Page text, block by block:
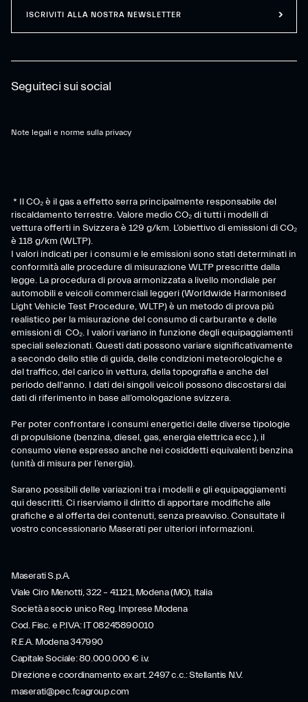
Seguiteci sui social
Note legali e norme sulla privacy
ISCRIVITI ALLA NOSTRA NEWSLETTER
* Il CO₂ è il gas a effetto serra principalmente responsabile del
riscaldamento terrestre. Valore medio CO₂ di tutti i modelli di
vettura offerti in Svizzera è 129 g/km. L’obiettivo di emissioni di CO₂
è 118 g/km (WLTP).
I valori indicati per i consumi e le emissioni sono stati determinati in
conformità alle procedure di misurazione WLTP prescritte dalla
legge. La procedura di prova armonizzata a livello mondiale per
automobili e veicoli commerciali leggeri (Worldwide Harmonised
Light Vehicle Test Procedure, WLTP) è un metodo di prova più
realistico per la misurazione del consumo di carburante e delle
emissioni di CO₂. I valori variano in funzione degli equipaggiamenti
speciali selezionati. Questi dati possono variare significativamente
a secondo dello stile di guida, delle condizioni meteorologiche e
del traffico, del carico in vettura, della topografia e anche del
periodo dell'anno. I dati dei singoli veicoli possono discostarsi dai
dati di riferimento in base all’omologazione svizzera.
Per poter confrontare i consumi energetici delle diverse tipologie
di propulsione (benzina, diesel, gas, energia elettrica ecc.), il
consumo viene espresso anche nei cosiddetti equivalenti benzina
(unità di misura per l’energia).
Sarano possibili delle variazioni tra i modelli e gli equipaggiamenti
qui descritti. Ci riserviamo il diritto di apportare modifiche alle
grafiche e al offerta dei contenuti, senza preavviso. Consultate il
vostro concessionario Maserati per ulteriori informazioni.
Maserati S.p.A.
Viale Ciro Menotti, 322 – 41121, Modena (MO), Italia
Società a socio unico Reg. Imprese Modena
Cod. Fisc. e P.IVA: IT 08245890010
R.E.A. Modena 347990
Capitale Sociale: 80.000.000 € i.v.
Direzione e coordinamento ex art. 2497 c.c.: Stellantis N.V.
maserati@pec.fcagroup.com